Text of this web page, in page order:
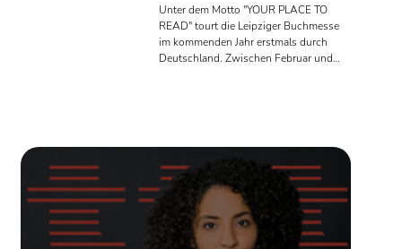
Unter dem Motto "YOUR PLACE TO
READ" tourt die Leipziger Buchmesse
im kommenden Jahr erstmals durch
Deutschland. Zwischen Februar und
kulturellen Austausches.